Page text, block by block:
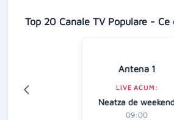
Top 20 Canale TV Populare - Ce
Antena 1
LIVE ACUM:
Neatza de
09:00